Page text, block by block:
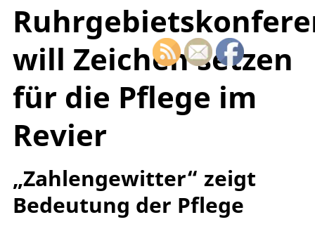
will Zeichen setzen
für die Pflege im
Revier
„Zahlengewitter“ zeigt
Bedeutung der Pflege